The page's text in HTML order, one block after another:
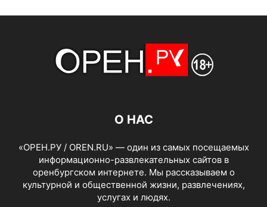
О НАС
«ОРЕН.РУ / OREN.RU» — один из самых посещаемых
информационно-развлекательных сайтов в
оренбургском интернете. Мы рассказываем о
культурной и общественной жизни, развлечениях,
услугах и людях.